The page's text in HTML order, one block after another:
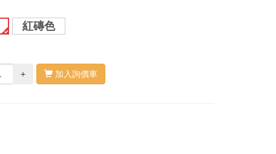
紅磚色
+ 加入詢價車